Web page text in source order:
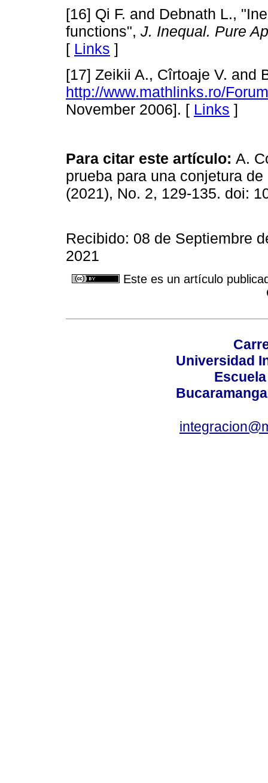
[16] Qi F. and Debnath L.,
functions", J. Inequal. Pure
[ Links ]
[17] Zeikii A., Cîrtoaje V. and
http://www.mathlinks.ro/
November 2006]. [ Links ]
Para citar este artículo: A.
prueba para una conjetura
(2021), No. 2, 129-135. doi:
Recibido: 08 de Septiembre
2021
Este es un artículo
Universidad